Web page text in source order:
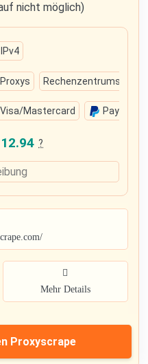
nicht möglich)
IPv4
Rechenzentrums-
Visa/Mastercard PayPal
?
Mehr Details
Proxyscrape